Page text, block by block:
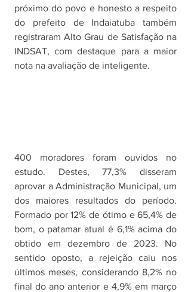
próximo do povo e honesto a respeito
do prefeito de Indaiatuba também
registraram Alto Grau de Satisfação na
INDSAT, com destaque para a maior
nota na avaliação de inteligente.
400 moradores foram ouvidos no
estudo. Destes, 77,3% disseram
aprovar a Administração Municipal, um
dos maiores resultados do período.
Formado por 12% de ótimo e 65,4% de
bom, o patamar atual é 6,1% acima do
obtido em dezembro de 2023. No
sentido oposto, a rejeição caiu nos
últimos meses, considerando 8,2% no
final do ano anterior e 4,9% em março